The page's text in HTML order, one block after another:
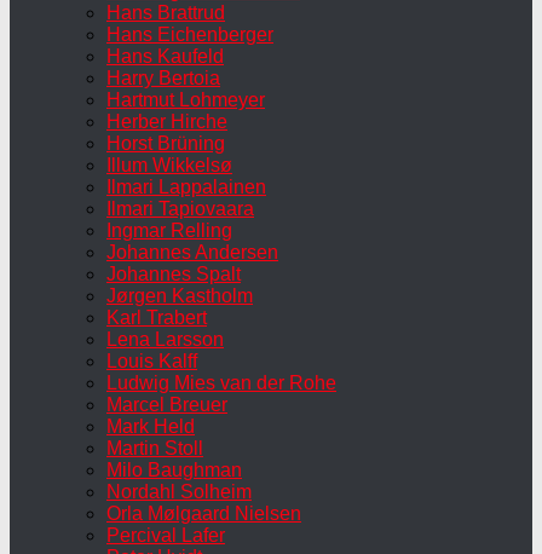
Hans Brattrud
Hans Eichenberger
Hans Kaufeld
Harry Bertoia
Hartmut Lohmeyer
Herber Hirche
Horst Brüning
Illum Wikkelsø
Ilmari Lappalainen
Ilmari Tapiovaara
Ingmar Relling
Johannes Andersen
Johannes Spalt
Jørgen Kastholm
Karl Trabert
Lena Larsson
Louis Kalff
Ludwig Mies van der Rohe
Marcel Breuer
Mark Held
Martin Stoll
Milo Baughman
Nordahl Solheim
Orla Mølgaard Nielsen
Percival Lafer